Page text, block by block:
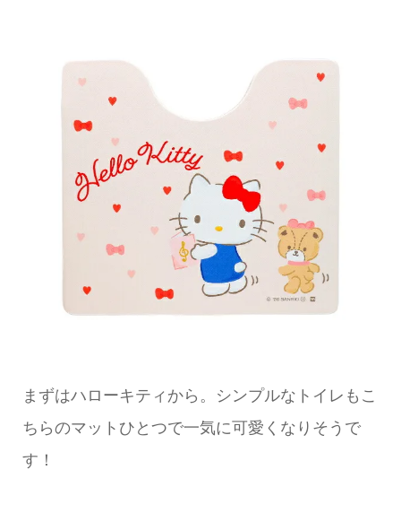
まずはハローキティから。シンプルなトイレもこ
ちらのマットひとつで一気に可愛くなりそうで
す！